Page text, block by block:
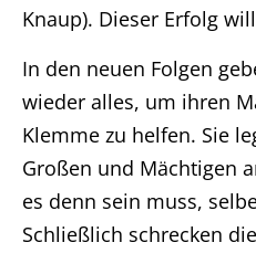
Knaup). Dieser Erfolg
In den neuen Folgen
wieder alles, um ihren
Klemme zu helfen. Sie
Großen und Mächtigen
es denn sein muss,
Schließlich schrecken